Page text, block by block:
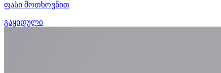
ფასი მოთხოვნით
გაყიდული